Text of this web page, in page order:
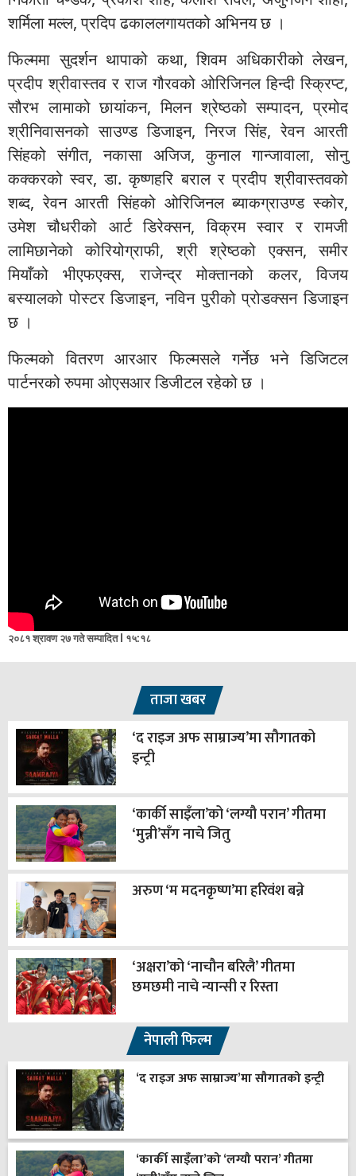
शर्मिला मल्ल, प्रदिप ढकाललगायतको अभिनय छ ।
फिल्ममा सुदर्शन थापाको कथा, शिवम अधिकारीको लेखन,
प्रदीप श्रीवास्तव र राज गौरवको ओरिजिनल हिन्दी स्क्रिप्ट,
सौरभ लामाको छायांकन, मिलन श्रेष्ठको सम्पादन, प्रमोद
श्रीनिवासनको साउण्ड डिजाइन, निरज सिंह, रेवन आरती
सिंहको संगीत, नकासा अजिज, कुनाल गान्जावाला, सोनु
कक्करको स्वर, डा. कृष्णहरि बराल र प्रदीप श्रीवास्तवको
शब्द, रेवन आरती सिंहको ओरिजिनल ब्याकग्राउण्ड स्कोर,
उमेश चौधरीको आर्ट डिरेक्सन, विक्रम स्वार र रामजी
लामिछानेको कोरियोग्राफी, श्री श्रेष्ठको एक्सन, समीर
मियाँको भीएफएक्स, राजेन्द्र मोक्तानको कलर, विजय
बस्यालको पोस्टर डिजाइन, नविन पुरीको प्रोडक्सन डिजाइन
छ ।
फिल्मको वितरण आरआर फिल्मसले गर्नेछ भने डिजिटल
पार्टनरको रुपमा ओएसआर डिजीटल रहेको छ ।
२०८१ श्रावण २७ गते सम्पादित l १५:१८
ताजा खबर
‘द राइज अफ साम्राज्य’मा सौगातको
इन्ट्री
‘कार्की साइँला’को ‘लग्यौ परान’ गीतमा
‘मुन्नी’सँग नाचे जितु
अरुण ‘म मदनकृष्ण’मा हरिवंश बन्ने
‘अक्षरा’को ‘नाचौन बरिलै’ गीतमा
छमछमी नाचे न्यान्सी र रिस्ता
नेपाली फिल्म
‘द राइज अफ साम्राज्य’मा सौगातको इन्ट्री
‘कार्की साइँला’को ‘लग्यौ परान’ गीतमा